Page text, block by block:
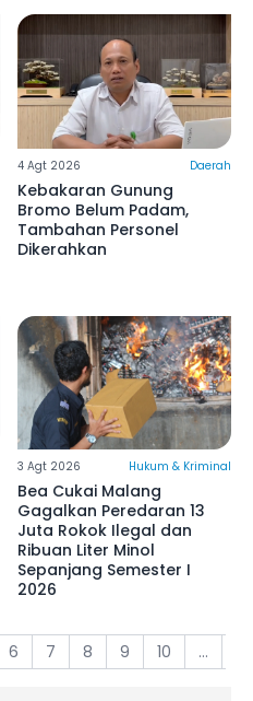
4 Agt 2026 Daerah
Kebakaran Gunung
Bromo Belum Padam,
Tambahan Personel
Dikerahkan
3 Agt 2026 Hukum & Kriminal
Bea Cukai Malang
Gagalkan Peredaran 13
Juta Rokok Ilegal dan
Ribuan Liter Minol
Sepanjang Semester I
2026
6 7 8 9 10 ...